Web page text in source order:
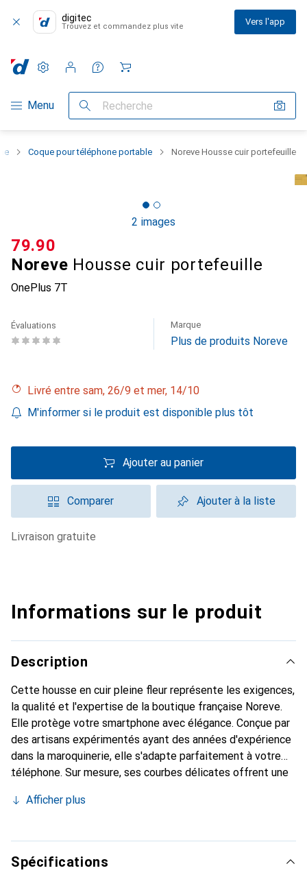
digitec
Trouvez et commandez plus vite Vers l'app
Navigation par catégorie
Menu Recherche
Paramètres
Compte client
Listes de comparaison
Listes d'envies
Panier
Coque pour téléphone portable Noreve Housse cuir portefeuille
2 images
Noreve Housse cuir portefeuille
OnePlus 7T
CHF
79.90
Évaluations Marque
Plus de produits Noreve
Livré entre sam, 26/9 et mer, 14/10
M'informer si le produit est disponible plus tôt
Ajouter au panier
Comparer Ajouter à la liste
livraison gratuite
Informations sur le produit
Description
Cette housse en cuir pleine fleur représente les exigences,
la qualité et l'expertise de la boutique française Noreve.
Elle protège votre smartphone avec élégance. Conçue par
des artisans expérimentés ayant des années d'expérience
dans la maroquinerie, elle s'adapte parfaitement à votre
téléphone. Sur mesure, ses courbes délicates offrent une
accessoire chic et indispensable pour votre smartphone.
haute qualité, la marque Noreve est un choix fiable pour
une clientèle exigeante.
Afficher plus
Spécifications